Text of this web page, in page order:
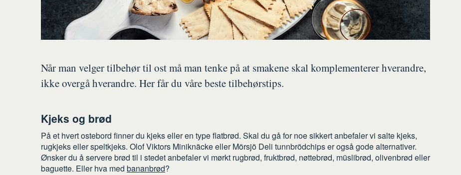
Når man velger tilbehør til ost må man tenke på at smakene skal komplementerer hverandre,
ikke overgå hverandre. Her får du våre beste tilbehørstips.
Kjeks og brød
På et hvert ostebord finner du kjeks eller en type flatbrød. Skal du gå for noe sikkert anbefaler vi salte kjeks,
rugkjeks eller speltkjeks. Olof Viktors Miniknäcke eller Mörsjö Deli tunnbrödchips er også gode alternativer.
Ønsker du å servere brød til i stedet anbefaler vi mørkt rugbrød, fruktbrød, nøttebrød, müslibrød, olivenbrød eller
baguette. Eller hva med bananbrød?